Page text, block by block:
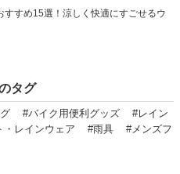
すすめ15選！涼しく快適にすごせるウ
タグ
#バイク用便利グッズ
#レイン
・レインウェア #雨具
#メンズフ